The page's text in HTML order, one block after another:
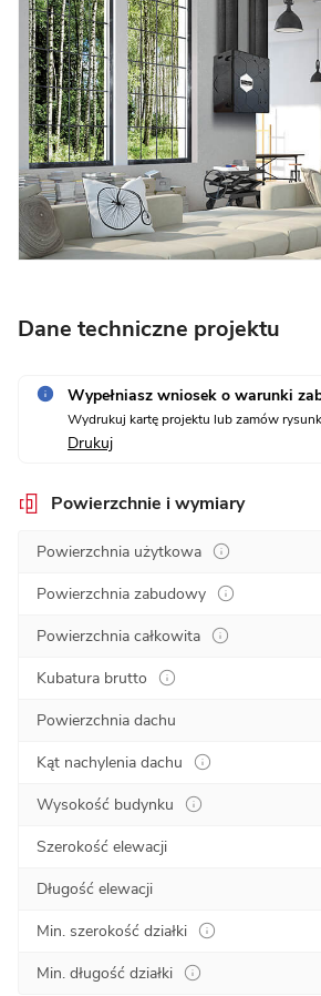
Dane techniczne projektu
Wypełniasz wniosek o warunki
Wydrukuj kartę projektu lub zamów
Drukuj
Powierzchnie i wymiary
Powierzchnia użytkowa
Powierzchnia zabudowy
Powierzchnia całkowita
Kubatura brutto
Powierzchnia dachu
Kąt nachylenia dachu
Wysokość budynku
Szerokość elewacji
Długość elewacji
Min. szerokość działki
Min. długość działki